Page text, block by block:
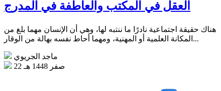
العقل في المكتب والعاطفة في المدرج
هناك حقيقة اجتماعية نادرًا ما ننتبه لها، وهي أن الإنسان مهما بلغ من
المكانة العلمية أو المهنية، ومهما أحاط نفسه بهالة من الوقار...
ماجد الجريوي
22 صفر 1448 هـ